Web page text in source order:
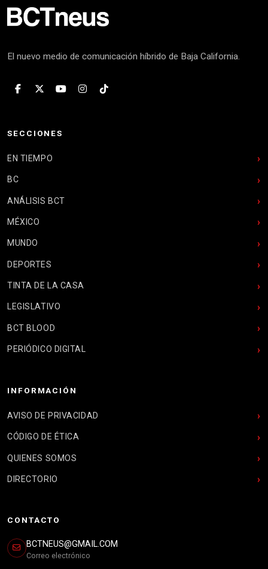
El nuevo medio de comunicación híbrido de Baja California.
SECCIONES
EN TIEMPO
BC
ANÁLISIS BCT
MÉXICO
MUNDO
DEPORTES
TINTA DE LA CASA
LEGISLATIVO
BCT BLOOD
PERIÓDICO DIGITAL
INFORMACIÓN
AVISO DE PRIVACIDAD
CÓDIGO DE ÉTICA
QUIENES SOMOS
DIRECTORIO
CONTACTO
BCTNEUS@GMAIL.COM
Correo electrónico